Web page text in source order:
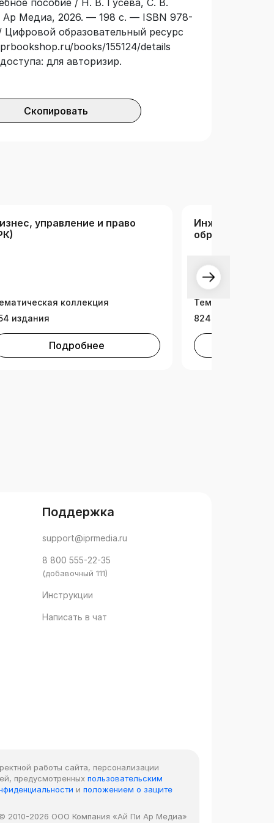
и направлений
энергетики», а также может
пособие / Н. В. Гусева, С. В.
Медиа, 2026. — 198 с. — ISBN 978-
образовательный ресурс
books/155124/details
для авторизир.
Скопировать
управление и право
коллекция
издания
Подробнее
Инженерные,
Тематическая
824 издания
Поддержка
support@iprmedia.ru
8 800 555-22-35
(добавочный 111)
Инструкции
Написать в чат
работы сайта, персонализации
предусмотренных пользовательским
и положением о защите
2010-2026 ООО Компания «Ай Пи Ар Медиа»